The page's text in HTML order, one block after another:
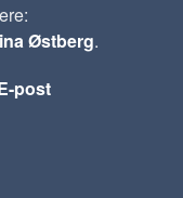
Østberg.
post